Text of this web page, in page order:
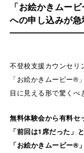
「お絵かきムー
への申し込みが急
不登校支援カウンセリ
「お絵かきムービー®
目に見える形で驚くべ
無料体験会から有料セ
「前回は1席だった」
「お絵かきムービー®